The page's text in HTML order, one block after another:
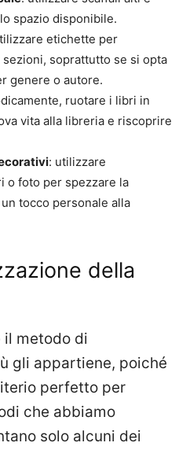
spazio disponibile.
etichette per
soprattutto se si opta
genere o autore.
ruotare i libri in
vita alla libreria e riscoprire
: utilizzare
o foto per spezzare la
tocco personale alla
della
il metodo di
gli appartiene, poiché
perfetto per
che abbiamo
solo alcuni dei